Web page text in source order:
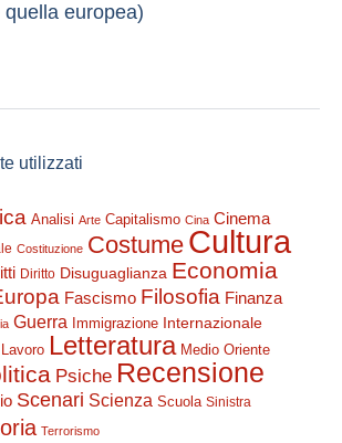
europea)
utilizzati
Analisi Arte Capitalismo Cina Cinema
Costituzione Costume Cultura
Diritto Disuguaglianza Economia
Fascismo Filosofia Finanza
Guerra Immigrazione Internazionale
Lavoro Letteratura Medio Oriente
Psiche Recensione
Scenari Scienza Scuola Sinistra
Terrorismo